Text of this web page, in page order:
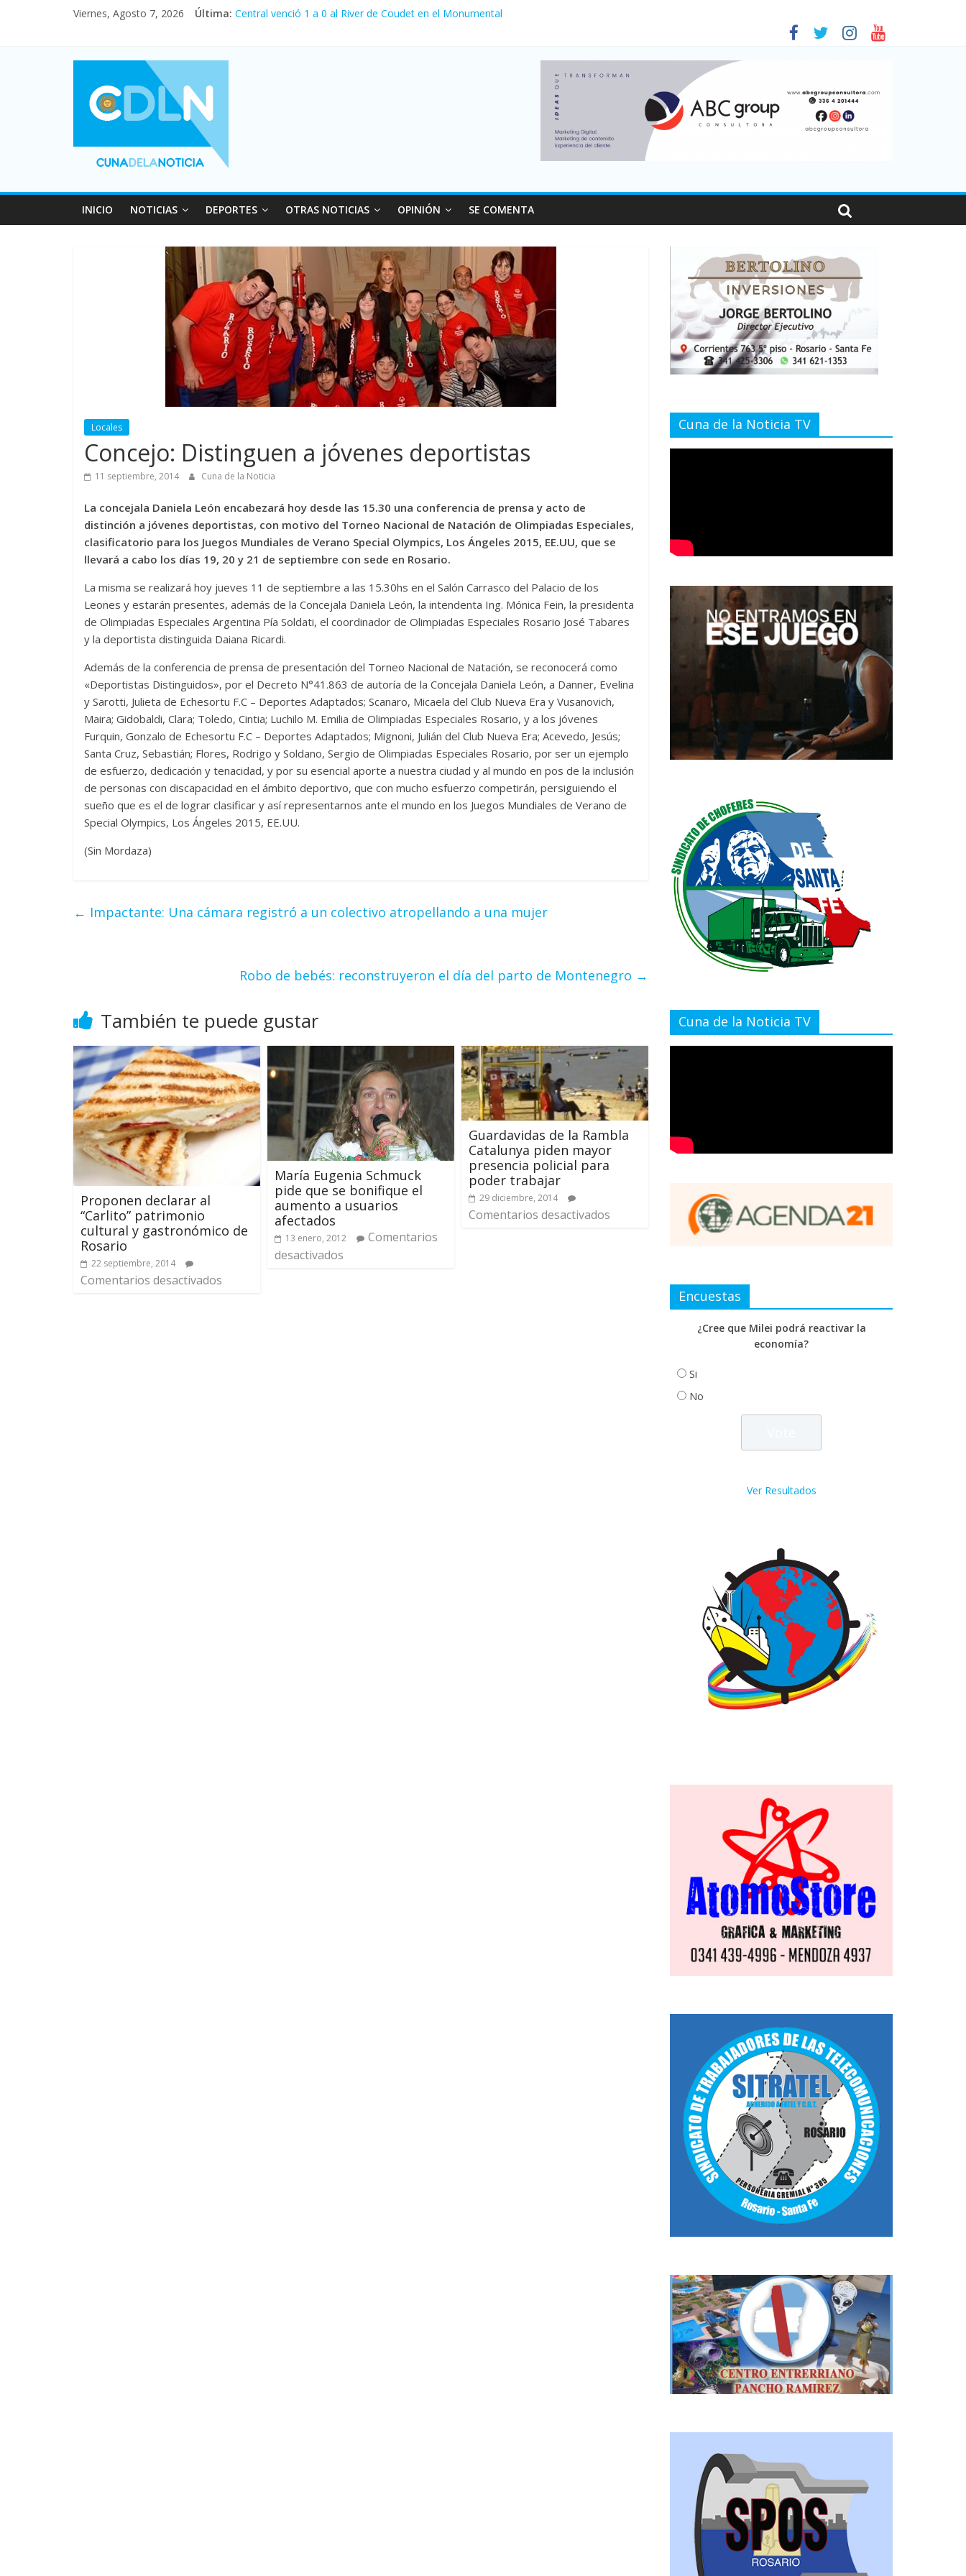
Viernes, Agosto 7, 2026 Última: Central venció 1 a 0 al River de Coudet en el Monumental
Vacaciones de invierno con más movimiento y consumo turístico: 4,6 millones de personas viajaron por el país, un 5,9% más que en 2025
Fuerte caída de la venta de autos usados en julio: bajó un 12,6% interanual
INICIO NOTICIAS DEPORTES OTRAS NOTICIAS OPINIÓN SE COMENTA
Locales
Concejo: Distinguen a jóvenes deportistas
11 septiembre, 2014 Cuna de la Noticia
La concejala Daniela León encabezará hoy desde las 15.30 una conferencia de prensa y acto de
distinción a jóvenes deportistas, con motivo del Torneo Nacional de Natación de Olimpiadas Especiales,
clasificatorio para los Juegos Mundiales de Verano Special Olympics, Los Ángeles 2015, EE.UU, que se
llevará a cabo los días 19, 20 y 21 de septiembre con sede en Rosario.
La misma se realizará hoy jueves 11 de septiembre a las 15.30hs en el Salón Carrasco del Palacio de los
Leones y estarán presentes, además de la Concejala Daniela León, la intendenta Ing. Mónica Fein, la presidenta
de Olimpiadas Especiales Argentina Pía Soldati, el coordinador de Olimpiadas Especiales Rosario José Tabares
y la deportista distinguida Daiana Ricardi.
Además de la conferencia de prensa de presentación del Torneo Nacional de Natación, se reconocerá como
«Deportistas Distinguidos», por el Decreto N°41.863 de autoría de la Concejala Daniela León, a Danner, Evelina
y Sarotti, Julieta de Echesortu F.C – Deportes Adaptados; Scanaro, Micaela del Club Nueva Era y Vusanovich,
Maira; Gidobaldi, Clara; Toledo, Cintia; Luchilo M. Emilia de Olimpiadas Especiales Rosario, y a los jóvenes
Furquin, Gonzalo de Echesortu F.C – Deportes Adaptados; Mignoni, Julián del Club Nueva Era; Acevedo, Jesús;
Santa Cruz, Sebastián; Flores, Rodrigo y Soldano, Sergio de Olimpiadas Especiales Rosario, por ser un ejemplo
de esfuerzo, dedicación y tenacidad, y por su esencial aporte a nuestra ciudad y al mundo en pos de la inclusión
de personas con discapacidad en el ámbito deportivo, que con mucho esfuerzo competirán, persiguiendo el
sueño que es el de lograr clasificar y así representarnos ante el mundo en los Juegos Mundiales de Verano de
Special Olympics, Los Ángeles 2015, EE.UU.
(Sin Mordaza)
← Impactante: Una cámara registró a un colectivo atropellando a una mujer
Robo de bebés: reconstruyeron el día del parto de Montenegro →
También te puede gustar
Proponen declarar al
“Carlito” patrimonio
cultural y gastronómico de
Rosario
22 septiembre, 2014
Comentarios desactivados
María Eugenia Schmuck
pide que se bonifique el
aumento a usuarios
afectados
13 enero, 2012
Comentarios
desactivados
Guardavidas de la Rambla
Catalunya piden mayor
presencia policial para
poder trabajar
29 diciembre, 2014
Comentarios desactivados
Cuna de la Noticia TV
Cuna de la Noticia TV
Encuestas
¿Cree que Milei podrá reactivar la
economía?
Si
No
Ver Resultados